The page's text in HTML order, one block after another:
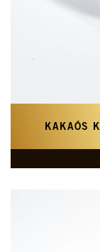
KAKAÓS